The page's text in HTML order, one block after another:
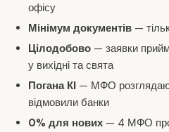
офісу
Мінімум документів —
Цілодобово — заявки
у вихідні та свята
Погана КІ — МФО
відмовили банки
0% для нових — 4 МФО